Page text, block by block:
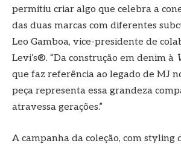
permitiu criar algo que celebra a
das duas marcas com diferentes
Leo Gamboa, vice-presidente de
Levi’s®. “Da construção em denim à
que faz referência ao legado de MJ
peça representa essa grandeza
atravessa gerações.”
A campanha da coleção, com styling